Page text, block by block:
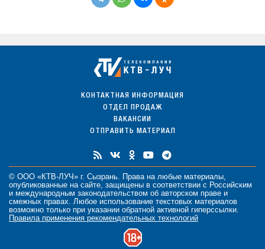
КОНТАКТНАЯ ИНФОРМАЦИЯ
ОТДЕЛ ПРОДАЖ
ВАКАНСИИ
ОТПРАВИТЬ МАТЕРИАЛ
© ООО «КТВ-ЛУЧ» г. Сызрань. Права на любые материалы
опубликованные на сайте, защищены в соответствии с Российским
и международным законодательством об авторском праве и
смежных правах. Любое использование текстовых материалов
возможно только при указании обратной активной гиперссылки.
Правила применения рекомендательных технологий